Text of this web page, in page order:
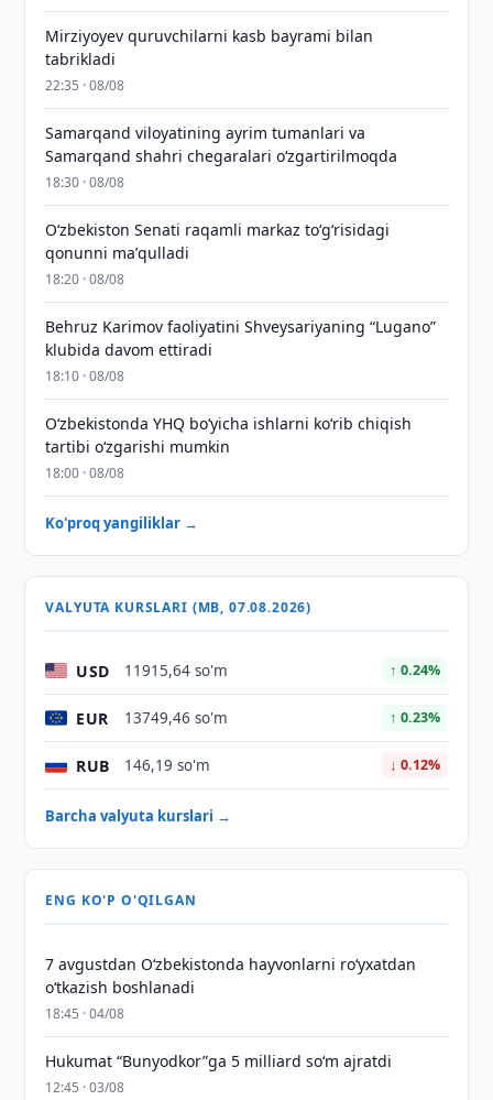
Mirziyoyev quruvchilarni kasb bayrami bilan
tabrikladi
22:35 · 08/08
Samarqand viloyatining ayrim tumanlari va
Samarqand shahri chegaralari oʻzgartirilmoqda
18:30 · 08/08
Oʻzbekiston Senati raqamli markaz toʻgʻrisidagi
qonunni maʼqulladi
18:20 · 08/08
Behruz Karimov faoliyatini Shveysariyaning “Lugano”
klubida davom ettiradi
18:10 · 08/08
O‘zbekistonda YHQ bo‘yicha ishlarni ko‘rib chiqish
tartibi o‘zgarishi mumkin
18:00 · 08/08
Ko'proq yangiliklar →
VALYUTA KURSLARI (MB, 07.08.2026)
USD 11915,64 so'm ↑ 0.24%
EUR 13749,46 so'm ↑ 0.23%
RUB 146,19 so'm ↓ 0.12%
Barcha valyuta kurslari →
ENG KO'P O'QILGAN
7 avgustdan O‘zbekistonda hayvonlarni ro‘yxatdan
o‘tkazish boshlanadi
18:45 · 04/08
Hukumat “Bunyodkor”ga 5 milliard so‘m ajratdi
12:45 · 03/08